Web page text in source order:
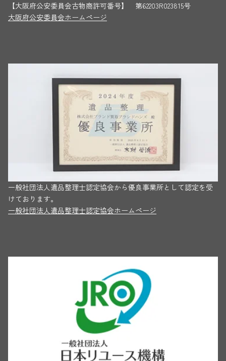
【大阪府公安委員会古物商許可番号】 第62203R023815号
大阪府公安委員会ホームページ
一般社団法人遺品整理士認定協会から優良事業所として認定を受
けております。
一般社団法人遺品整理士認定協会ホームページ